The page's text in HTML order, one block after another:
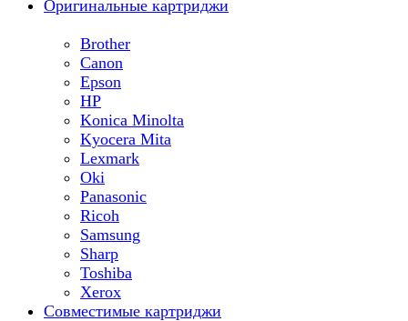
Оригинальные картриджи
Brother
Canon
Epson
HP
Konica Minolta
Kyocera Mita
Lexmark
Oki
Panasonic
Ricoh
Samsung
Sharp
Toshiba
Xerox
Совместимые картриджи